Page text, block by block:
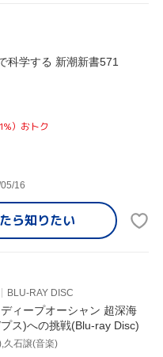
科学する 新潮新書571
）おトク
16
ら知りたい
BLU-RAY DISC
ィープオーシャン 超深海
ス)への挑戦(Blu-ray Disc)
久石譲(音楽)